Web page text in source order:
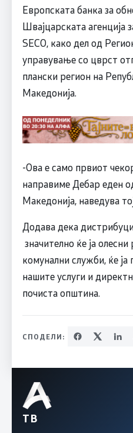
Европската банка за
Швајцарската агенција
SECO, како дел од
управување со цврст
плански регион на
Македонија.
-Ова е само првиот
направиме Дебар еден
Македонија, наведува
Додава дека
значително ќе ја
комунални служби, ќе
нашите услуги и
почиста општина.
СПОДЕЛИ:
ТВ